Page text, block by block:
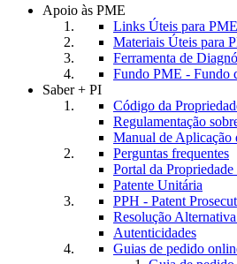
Apoio às PME
Links Úteis para PME
Materiais Úteis para
Ferramenta de
Fundo PME - Fundo
Saber + PI
Código da
Regulamentação
Manual de Aplicação
Perguntas frequentes
Portal da
Patente Unitária
PPH - Patent
Resolução
Autenticidades
Guias de pedido